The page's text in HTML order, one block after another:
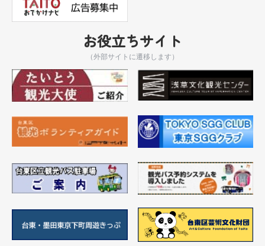
お役立ちサイト
（外部サイトに遷移します）